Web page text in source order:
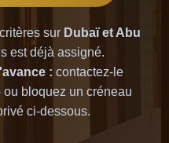
sur Dubaï et Abu
est déjà assigné.
: contactez-le
bloquez un créneau
ci-dessous.